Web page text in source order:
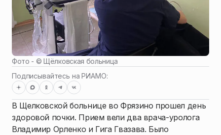
Фото - ©Щёлковская больница
Подписывайтесь на РИАМО:
В Щелковской больнице во Фрязино прошел день
здоровой почки. Прием вели два врача-уролога
Владимир Орленко и Гига Гвазава. Было